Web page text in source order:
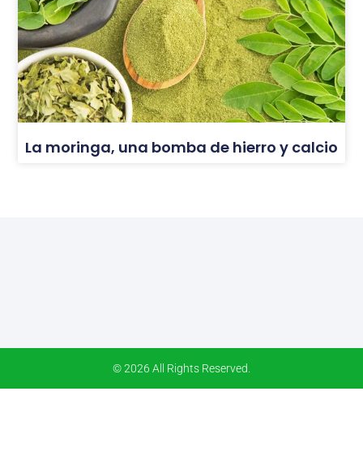
La moringa, una bomba de hierro y calcio
© 2026 All Rights Reserved.